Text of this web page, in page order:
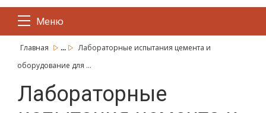
Меню
Главная ...
Лабораторные испытания цемента и
оборудование для ...
Лабораторные